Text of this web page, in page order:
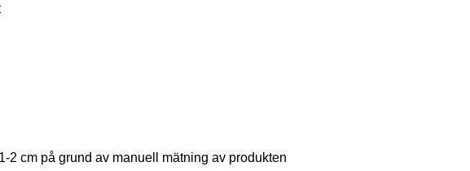
2 cm på grund av manuell mätning av produkten